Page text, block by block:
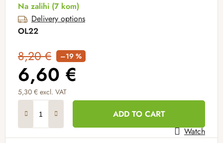
Na zalihi (7 kom)
Delivery options
OL22
8,20 € –19 %
6,60 €
5,30 € excl. VAT
ADD TO CART
Watch